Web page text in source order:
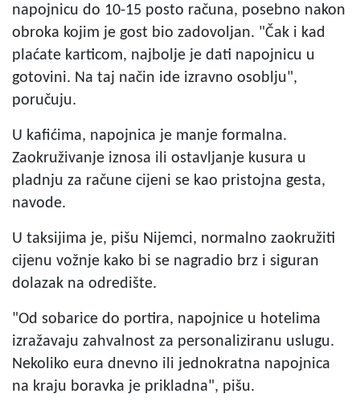
napojnicu do 10-15 posto računa, posebno nakon
obroka kojim je gost bio zadovoljan. "Čak i kad
plaćate karticom, najbolje je dati napojnicu u
gotovini. Na taj način ide izravno osoblju",
poručuju.
U kafićima, napojnica je manje formalna.
Zaokruživanje iznosa ili ostavljanje kusura u
pladnju za račune cijeni se kao pristojna gesta,
navode.
U taksijima je, pišu Nijemci, normalno zaokružiti
cijenu vožnje kako bi se nagradio brz i siguran
dolazak na odredište.
"Od sobarice do portira, napojnice u hotelima
izražavaju zahvalnost za personaliziranu uslugu.
Nekoliko eura dnevno ili jednokratna napojnica
na kraju boravka je prikladna", pišu.